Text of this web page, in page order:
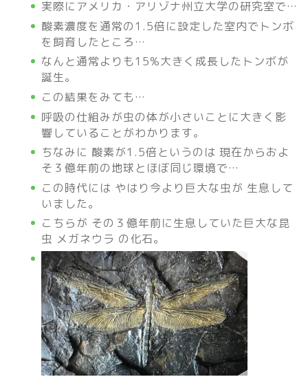
実際にアメリカ・アリゾナ州立大学の研究室で…
酸素濃度を通常の1.5倍に設定した室内でトンボ
を飼育したところ…
なんと通常よりも15%大きく成長したトンボが
誕生。
この結果をみても…
呼吸の仕組みが虫の体が小さいことに大きく影
響していることがわかります。
ちなみに 酸素が1.5倍というのは 現在からおよ
そ３億年前の地球とほぼ同じ環境で…
この時代には やはり今より巨大な虫が 生息して
いました。
こちらが その３億年前に生息していた巨大な昆
虫 メガネウラ の化石。